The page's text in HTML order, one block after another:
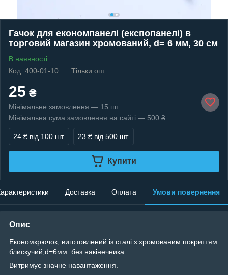
Гачок для економпанелі (експопанелі) в
торговий магазин хромований, d= 6 мм, 30 см
В наявності
Код: 400-01-10
Тільки опт
25 ₴
Мінімальне замовлення — 15 шт.
Мінімальна сума замовлення на сайті — 500 ₴
24 ₴ від 100 шт. 23 ₴ від 500 шт.
Купити
Доставка Оплата Умови повернення
Опис
Економкрючок, виготовлений із сталі з хромованим покриттям
блискучий,d=6мм. без накінечника.
Витримує значне навантаження.